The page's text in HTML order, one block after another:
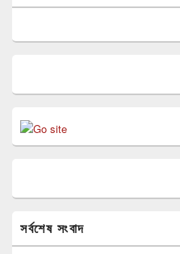
সর্বশেষ সংবাদ